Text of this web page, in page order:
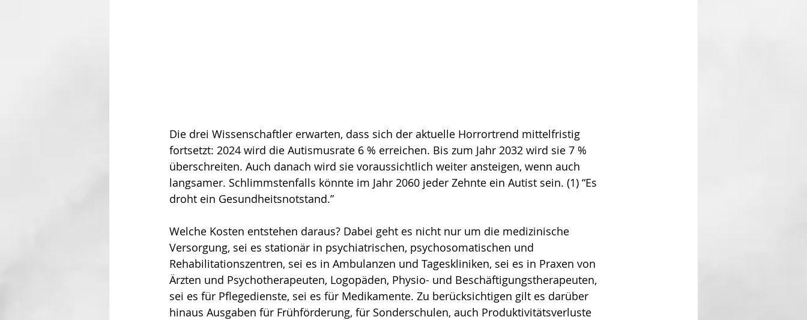
Die drei Wissenschaftler erwarten, dass sich der aktuelle Horrortrend mittelfristig
fortsetzt: 2024 wird die Autismusrate 6 % erreichen. Bis zum Jahr 2032 wird sie 7 %
überschreiten. Auch danach wird sie voraussichtlich weiter ansteigen, wenn auch
langsamer. Schlimmstenfalls könnte im Jahr 2060 jeder Zehnte ein Autist sein. (1) “Es
droht ein Gesundheitsnotstand.”
Welche Kosten entstehen daraus? Dabei geht es nicht nur um die medizinische
Versorgung, sei es stationär in psychiatrischen, psychosomatischen und
Rehabilitationszentren, sei es in Ambulanzen und Tageskliniken, sei es in Praxen von
Ärzten und Psychotherapeuten, Logopäden, Physio- und Beschäftigungstherapeuten,
sei es für Pflegedienste, sei es für Medikamente. Zu berücksichtigen gilt es darüber
hinaus Ausgaben für Frühförderung, für Sonderschulen, auch Produktivitätsverluste